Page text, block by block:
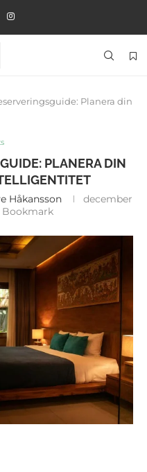
Planera din
PLANERA DIN
Håkansson
december
Bookmark